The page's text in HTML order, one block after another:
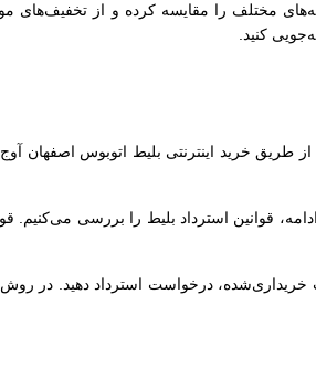
مختلف را مقایسه کرده و از تخفیف‌های
کنید.
طریق خرید اینترنتی بلیط اتوبوس اصفهان آوج
قوانین استرداد بلیط را بررسی می‌کنیم.
خریداری‌شده، درخواست استرداد دهید. در روش